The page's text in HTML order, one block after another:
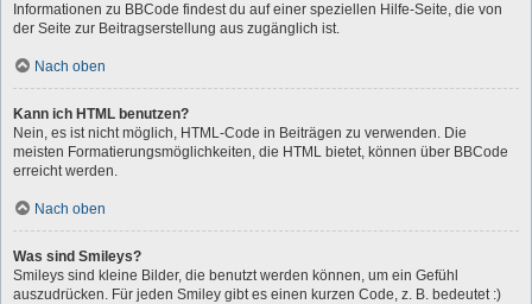
Informationen zu BBCode findest du auf einer speziellen Hilfe-Seite, die von
der Seite zur Beitragserstellung aus zugänglich ist.
Nach oben
Kann ich HTML benutzen?
Nein, es ist nicht möglich, HTML-Code in Beiträgen zu verwenden. Die
meisten Formatierungsmöglichkeiten, die HTML bietet, können über BBCode
erreicht werden.
Nach oben
Was sind Smileys?
Smileys sind kleine Bilder, die benutzt werden können, um ein Gefühl
auszudrücken. Für jeden Smiley gibt es einen kurzen Code, z. B. bedeutet :)